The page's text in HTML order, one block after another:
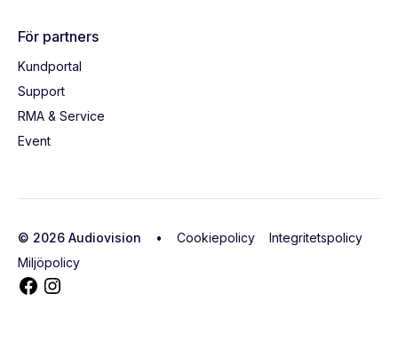
För partners
Kundportal
Support
RMA & Service
Event
© 2026 Audiovision • Cookiepolicy
Integritetspolicy
Miljöpolicy